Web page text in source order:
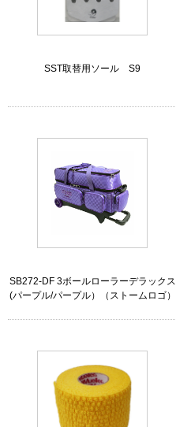
SST取替用ソール S9
SB272-DF 3ボールローラーデラックス
(パープル/パープル）（ストームロゴ）